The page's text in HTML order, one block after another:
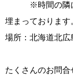
※時間の隣
埋まっております
場所：北海道北広
たくさんのお問合